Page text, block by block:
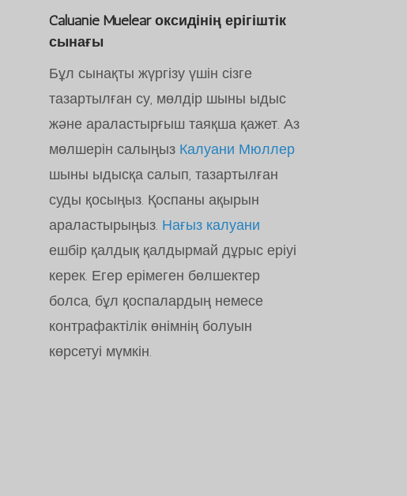
Caluanie Muelear оксидінің ерігіштік
сынағы
Бұл сынақты жүргізу үшін сізге
тазартылған су, мөлдір шыны ыдыс
және араластырғыш таяқша қажет. Аз
мөлшерін салыңыз Калуани Мюллер
шыны ыдысқа салып, тазартылған
суды қосыңыз. Қоспаны ақырын
араластырыңыз. Нағыз калуани
ешбір қалдық қалдырмай дұрыс еріуі
керек. Егер ерімеген бөлшектер
болса, бұл қоспалардың немесе
контрафактілік өнімнің болуын
көрсетуі мүмкін.